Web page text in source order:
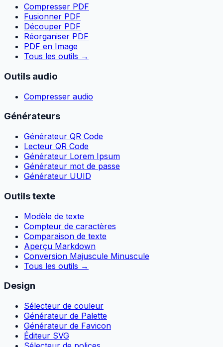
Compresser PDF
Fusionner PDF
Découper PDF
Réorganiser PDF
PDF en Image
Tous les outils →
Outils audio
Compresser audio
Générateurs
Générateur QR Code
Lecteur QR Code
Générateur Lorem Ipsum
Générateur mot de passe
Générateur UUID
Outils texte
Modèle de texte
Compteur de caractères
Comparaison de texte
Aperçu Markdown
Conversion Majuscule Minuscule
Tous les outils →
Design
Sélecteur de couleur
Générateur de Palette
Générateur de Favicon
Éditeur SVG